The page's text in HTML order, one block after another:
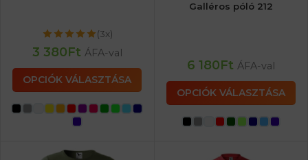
(3x)
3 380Ft ÁFA-val
OPCIÓK VÁLASZTÁSA
Galléros póló 212
6 180Ft ÁFA-val
OPCIÓK VÁLASZTÁSA